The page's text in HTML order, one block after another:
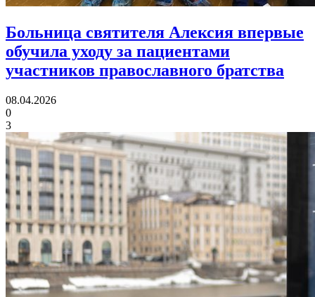
Больница святителя Алексия впервые
обучила уходу за пациентами
участников православного братства
08.04.2026
0
3